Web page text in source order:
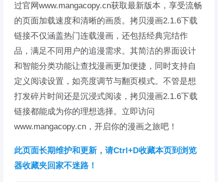
过官网www.mangacopy.cn获取最新版本，享受流畅
的页面加载速度和清晰的画质。拷贝漫画2.1.6下载
链接不仅涵盖热门连载漫画，还包括经典完结作
品，满足不同用户的追漫需求。其简洁的界面设计
和智能分类功能让查找漫画更加便捷，同时支持自
定义阅读设置，如亮度调节与翻页模式。不管是想
打发碎片时间还是沉浸式阅读，拷贝漫画2.1.6下载
链接都能成为你的理想选择。立即访问
www.mangacopy.cn，开启你的漫画之旅吧！
此页面长期维护和更新，请Ctrl+D收藏本页到浏览
器收藏夹回家不迷路！